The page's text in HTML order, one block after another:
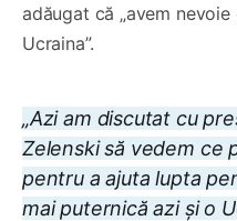
adăugat că „avem
Ucraina”.
„Azi am discutat cu
Zelenski să vedem ce
pentru a ajuta lupta
mai puternică azi și o